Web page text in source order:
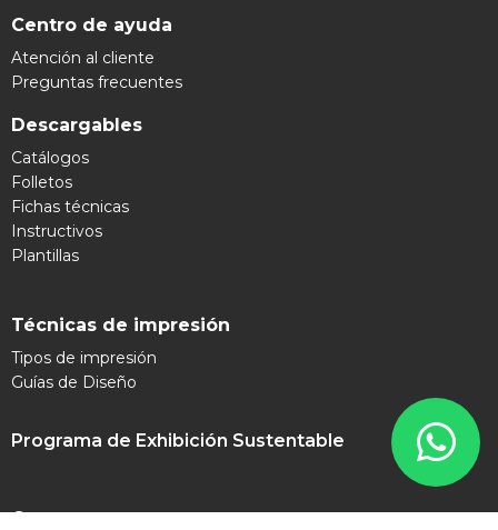
Centro de ayuda
Atención al cliente
Preguntas frecuentes
Descargables
Catálogos
Folletos
Fichas técnicas
Instructivos
Plantillas
Técnicas de impresión
Tipos de impresión
Guías de Diseño
Programa de Exhibición Sustentable
Contacto